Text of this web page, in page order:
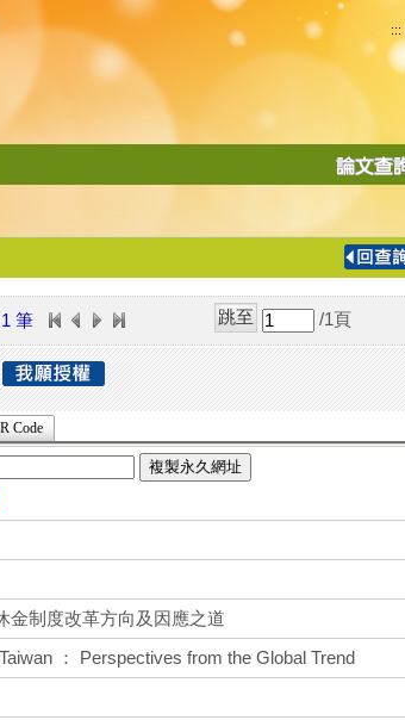
:::
導
筆 /1 頁
Code
複製永久網址
金制度改革方向及因應之道
： Perspectives from the Global Trend